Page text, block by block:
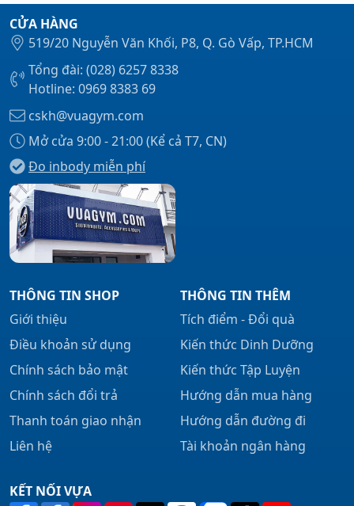
CỬA HÀNG
519/20 Nguyễn Văn Khối, P8, Q. Gò Vấp, TP.HCM
Tổng đài: (028) 6257 8338
Hotline: 0969 8383 69
cskh@vuagym.com
Mở cửa 9:00 - 21:00 (Kể cả T7, CN)
Đo inbody miễn phí
THÔNG TIN SHOP
Giới thiệu
Điều khoản sử dụng
Chính sách bảo mật
Chính sách đổi trả
Thanh toán giao nhận
Liên hệ
THÔNG TIN THÊM
Tích điểm - Đổi quà
Kiến thức Dinh Dưỡng
Kiến thức Tập Luyện
Hướng dẫn mua hàng
Hướng dẫn đường đi
Tài khoản ngân hàng
KẾT NỐI VỰA